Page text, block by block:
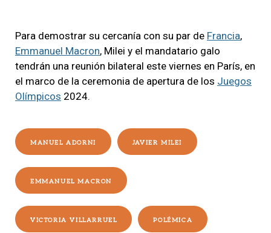
Para demostrar su cercanía con su par de Francia,
Emmanuel Macron, Milei y el mandatario galo
tendrán una reunión bilateral este viernes en París, en
el marco de la ceremonia de apertura de los Juegos
Olímpicos 2024.
MANUEL ADORNI JAVIER MILEI
EMMANUEL MACRON
VICTORIA VILLARRUEL POLÉMICA